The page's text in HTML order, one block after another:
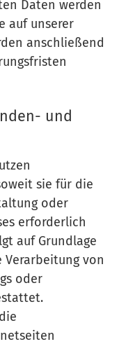
Daten werden
auf unserer
anschließend
und
sie für die
oder
erforderlich
auf Grundlage
Verarbeitung von
oder